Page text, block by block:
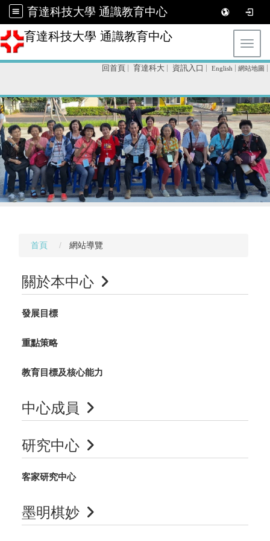
育達科技大學 通識教育中心
育達科技大學 通識教育中心
回首頁 育達科大 資訊入口 English 網站地圖
首頁 網站導覽
關於本中心
發展目標
重點策略
教育目標及核心能力
中心成員
研究中心
客家研究中心
墨明棋妙